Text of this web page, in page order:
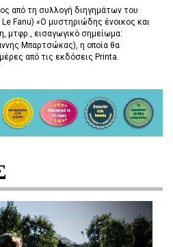
από τη συλλογή διηγημάτων του
Fanu) «Ο μυστηριώδης ένοικος και
μτφρ., εισαγωγικό σημείωμα:
Μπαρτσώκας), η οποία θα
από τις εκδόσεις Printa.